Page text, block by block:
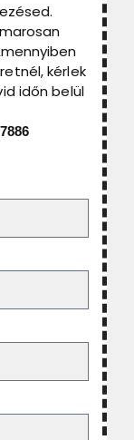
kérlek
időn belül